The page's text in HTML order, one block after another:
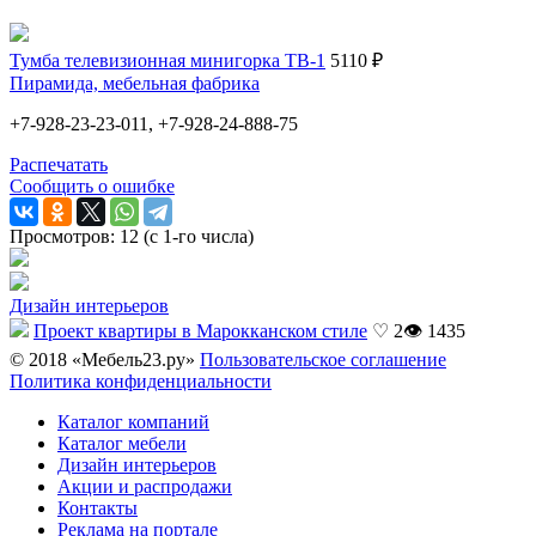
Тумба телевизионная минигорка ТВ-1 5110 ₽
Пирамида, мебельная фабрика
+7-928-23-23-011, +7-928-24-888-75
Распечатать
Сообщить о ошибке
Просмотров: 12 (с 1-го числа)
Дизайн интерьеров
Проект квартиры в Марокканском стиле ♡ 2👁 1435
© 2018 «Мебель23.ру» Пользовательское соглашение
Политика конфиденциальности
Каталог компаний
Каталог мебели
Дизайн интерьеров
Акции и распродажи
Контакты
Реклама на портале